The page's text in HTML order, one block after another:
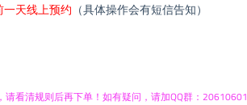
一天线上预约 （具体操作会有短信告知）
看清规则后再下单！ 如有疑问，请加QQ群：20610601